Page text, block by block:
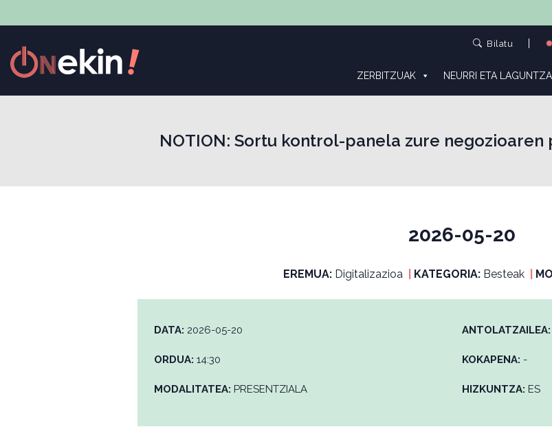
Bilatu
ZERBITZUAK NEURRI ETA
NOTION: Sortu kontrol-panela zure
2026-05-20
EREMUA: Digitalizazioa KATEGORIA: Besteak
DATA: 2026-05-20
ORDUA: 14:30
MODALITATEA: PRESENTZIALA
ANTOLATZAILEA:
KOKAPENA: -
HIZKUNTZA: ES